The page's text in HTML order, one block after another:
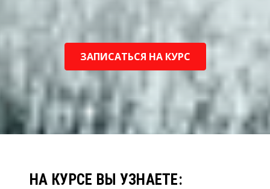
ЗАПИСАТЬСЯ НА КУРС
НА КУРСЕ ВЫ УЗНАЕТЕ: